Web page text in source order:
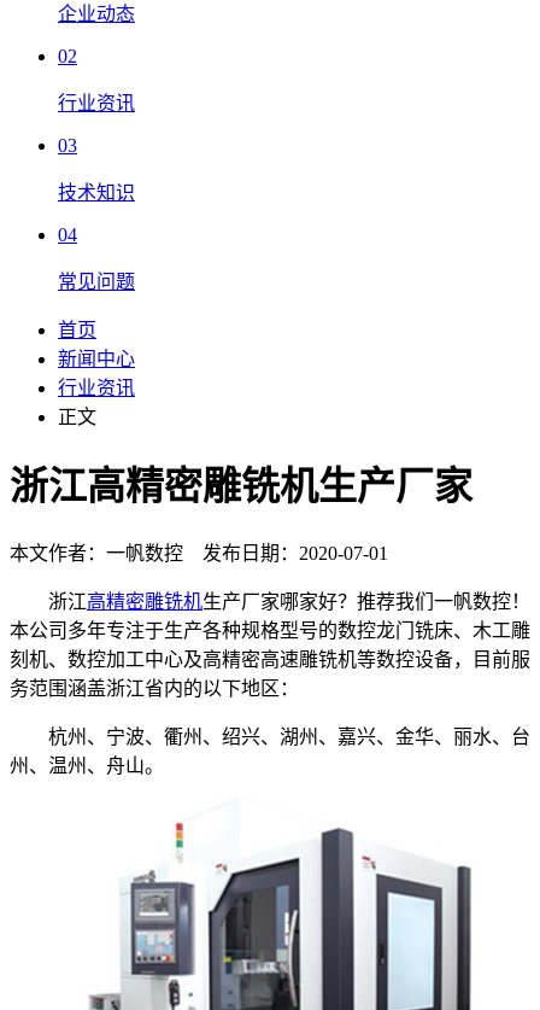
企业动态
02
行业资讯
03
技术知识
04
常见问题
首页
新闻中心
行业资讯
正文
浙江高精密雕铣机生产厂家
本文作者：一帆数控 发布日期：2020-07-01
浙江高精密雕铣机生产厂家哪家好？推荐我们一帆数控！
本公司多年专注于生产各种规格型号的数控龙门铣床、木工雕
刻机、数控加工中心及高精密高速雕铣机等数控设备，目前服
务范围涵盖浙江省内的以下地区：
杭州、宁波、衢州、绍兴、湖州、嘉兴、金华、丽水、台
州、温州、舟山。